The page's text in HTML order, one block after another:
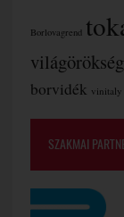
Borlovagrend
világörökség
borvidék vinitaly
SZAKMAI